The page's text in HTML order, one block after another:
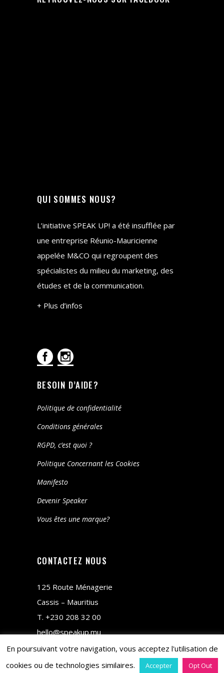
QUI SOMMES NOUS?
L’initiative SPEAK UP! a été insufflée par
une entreprise Réunio-Mauricienne
appelée M&CO qui regroupent des
spécialistes du milieu du marketing, des
études et de la communication.
+ Plus d’infos
BESOIN D’AIDE?
Politique de confidentialité
Conditions générales
RGPD, c’est quoi ?
Politique Concernant les Cookies
Manifesto
Devenir Speaker
Vous êtes une marque?
CONTACTEZ NOUS
125 Route Ménagerie
Cassis – Mauritius
T. +230 208 32 00
hello@speakup.mu
En poursuivant votre navigation, vous acceptez l'utilisation de
cookies ou de technologies similaires.
Accepter Opt Out